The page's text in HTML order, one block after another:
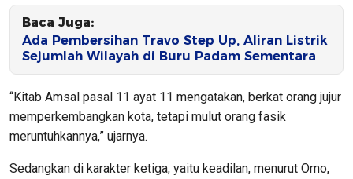
Baca Juga:
Ada Pembersihan Travo Step Up, Aliran Listrik
Sejumlah Wilayah di Buru Padam Sementara
“Kitab Amsal pasal 11 ayat 11 mengatakan, berkat orang jujur
memperkembangkan kota, tetapi mulut orang fasik
meruntuhkannya,” ujarnya.
Sedangkan di karakter ketiga, yaitu keadilan, menurut Orno,